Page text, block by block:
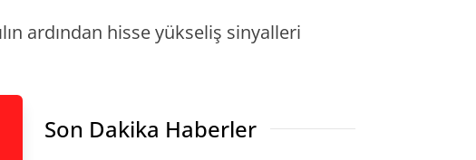
ardından hisse yükseliş sinyalleri
Son Dakika Haberler